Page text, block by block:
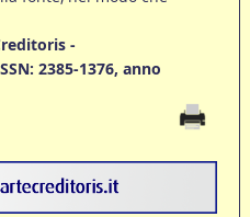
-
2385-1376, anno